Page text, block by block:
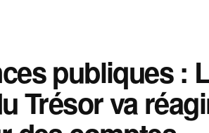
publiques :
Trésor va